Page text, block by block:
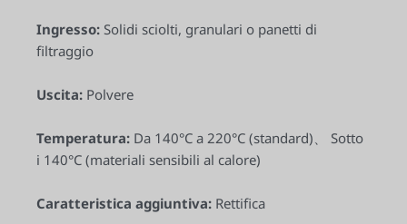
Ingresso: Solidi sciolti, granulari o panetti di
filtraggio
Uscita: Polvere
Temperatura: Da 140°C a 220°C (standard)、 Sotto
i 140°C (materiali sensibili al calore)
Caratteristica aggiuntiva: Rettifica